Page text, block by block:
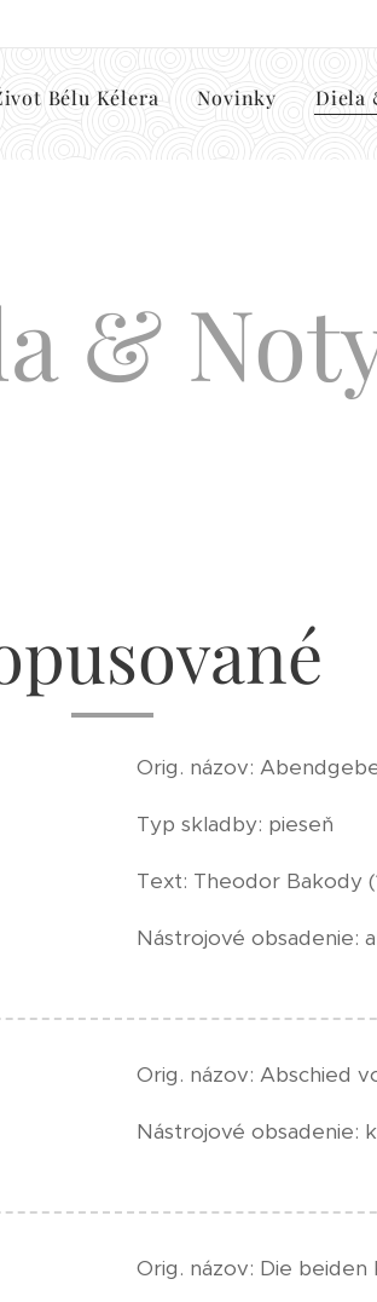
Bélu Kélera Novinky Diela
&
Orig. názov:
Typ skladby: pieseň
Text: Theodor Bakody
Nástrojové obsadenie:
Orig. názov: Abschied
Nástrojové obsadenie:
Orig. názov: Die